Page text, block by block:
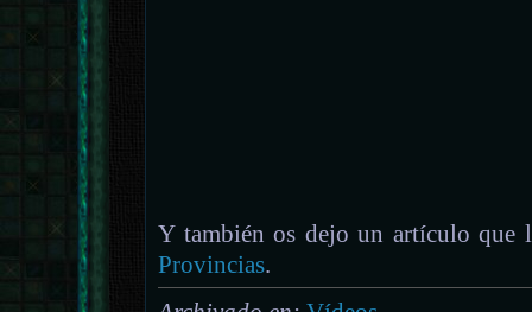
Y también os dejo un artículo
Provincias.